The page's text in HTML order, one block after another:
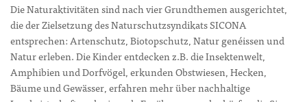
Die Naturaktivitäten sind nach vier Grundthemen ausgerichtet,
die der Zielsetzung des Naturschutzsyndikats SICONA
entsprechen: Artenschutz, Biotopschutz, Natur genéissen und
Natur erleben. Die Kinder entdecken z.B. die Insektenwelt,
Amphibien und Dorfvögel, erkunden Obstwiesen, Hecken,
Bäume und Gewässer, erfahren mehr über nachhaltige